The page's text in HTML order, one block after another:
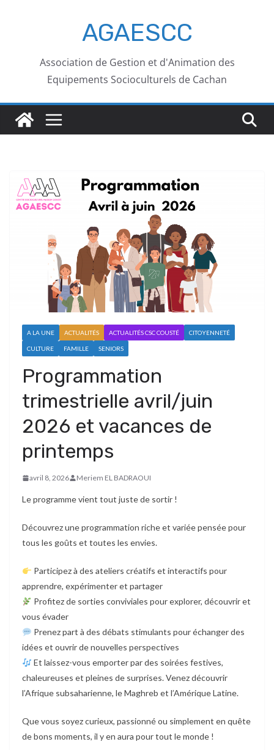
AGAESCC
Association de Gestion et d'Animation des
Equipements Socioculturels de Cachan
A LA UNE ACTUALITÉS ACTUALITÉS CSC COUSTÉ CITOYENNETÉ
CULTURE FAMILLE SENIORS
Programmation
trimestrielle avril/juin
2026 et vacances de
printemps
avril 8, 2026 Meriem EL BADRAOUI
Le programme vient tout juste de sortir !
Découvrez une programmation riche et variée pensée pour
tous les goûts et toutes les envies.
Participez à des ateliers créatifs et interactifs pour
apprendre, expérimenter et partager
Profitez de sorties conviviales pour explorer, découvrir et
vous évader
Prenez part à des débats stimulants pour échanger des
idées et ouvrir de nouvelles perspectives
Et laissez-vous emporter par des soirées festives,
chaleureuses et pleines de surprises. Venez découvrir
l’Afrique subsaharienne, le Maghreb et l’Amérique Latine.
Que vous soyez curieux, passionné ou simplement en quête
de bons moments, il y en aura pour tout le monde !